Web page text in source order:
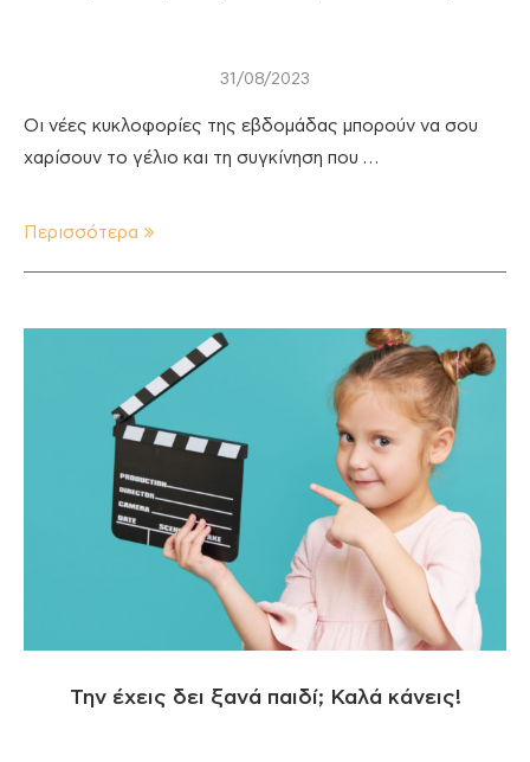
31/08/2023
Οι νέες κυκλοφορίες της εβδομάδας μπορούν να σου
χαρίσουν το γέλιο και τη συγκίνηση που …
Περισσότερα
Την έχεις δει ξανά παιδί; Καλά κάνεις!